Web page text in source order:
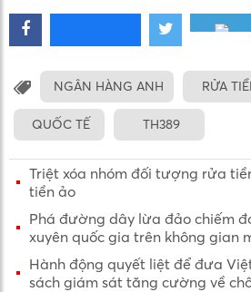
NGÂN HÀNG ANH RỬA
QUỐC TẾ TH389
Triệt xóa nhóm đối tượng rửa
tiền ảo
Phá đường dây lừa đảo chiếm
xuyên quốc gia trên không gian
Hành động quyết liệt để đưa
sách giám sát tăng cường về